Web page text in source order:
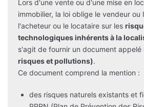
Lors d'une vente ou d'une mise en
immobilier, la loi oblige le vendeur ou
l'acheteur ou le locataire sur les
technologiques inhérents à la
s'agit de fournir un document appelé
risques et pollutions).
Ce document comprend la mention :
des risques naturels existants et